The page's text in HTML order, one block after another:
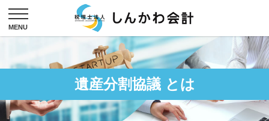
遺産分割協議 とは